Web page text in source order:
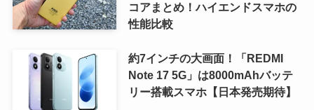
コアまとめ！ハイエンドスマホの
性能比較
約7インチの大画面！「REDMI
Note 17 5G」は8000mAhバッテ
リー搭載スマホ【日本発売期待】